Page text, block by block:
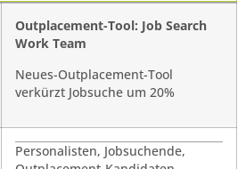
Outplacement-Tool: Job Search
Work Team
Neues-Outplacement-Tool
verkürzt Jobsuche um 20%
Personalisten, Jobsuchende,